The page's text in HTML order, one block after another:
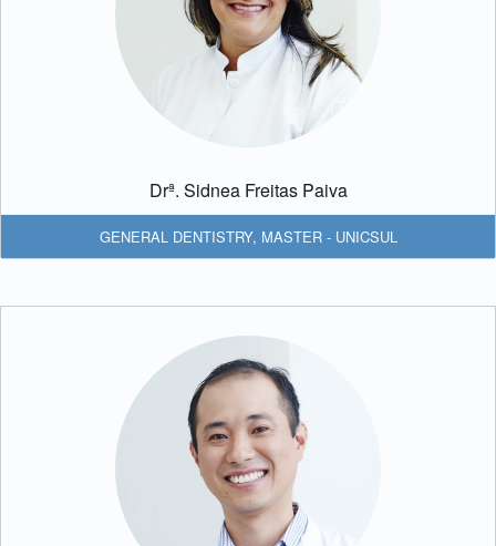
Drª. Sidnea Freitas Paiva
GENERAL DENTISTRY, MASTER - UNICSUL